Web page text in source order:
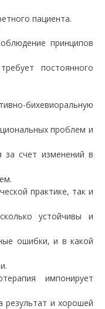
пациента.
принципов
постоянного
бихевиоральную
проблем и
за счет изменений в
практике, так и
устойчивы и
ошибки, и в какой
импонирует
результат и хорошей